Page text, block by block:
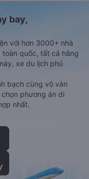
bay,
với hơn 3000+ nhà
quốc, tất cả hãng
xe du lịch phủ
bạch cùng vô vàn
phương án di
nhất.